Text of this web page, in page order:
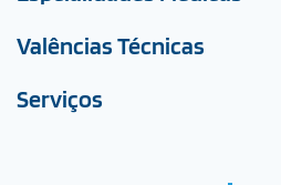
Valências Técnicas
Serviços